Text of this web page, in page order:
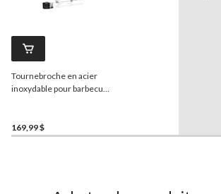
Tournebroche en acier
inoxydable pour barbecue
169,99 $